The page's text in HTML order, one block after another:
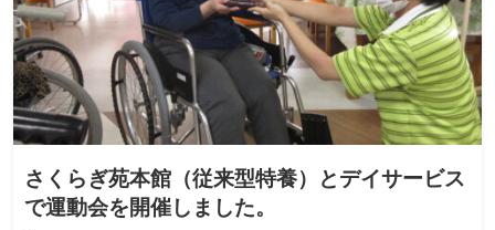
さくらぎ苑本館（従来型特養）とデイサービス
で運動会を開催しました。